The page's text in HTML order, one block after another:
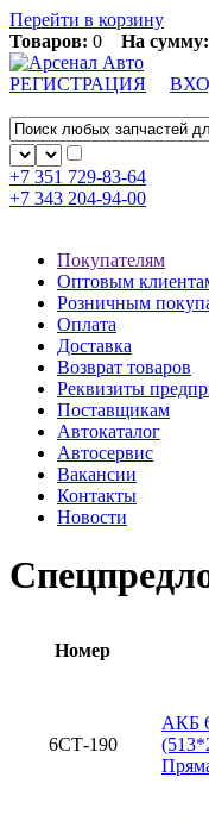
Перейти в корзину
Товаров: 0 На сумму:
РЕГИСТРАЦИЯ
+7 351 729-83-64
+7 343 204-94-00
Покупателям
Оптовым
Розничным
Оплата
Доставка
Возврат товаров
Реквизиты
Поставщикам
Автокаталог
Автосервис
Вакансии
Контакты
Новости
Номер
6СТ-190
АКБ